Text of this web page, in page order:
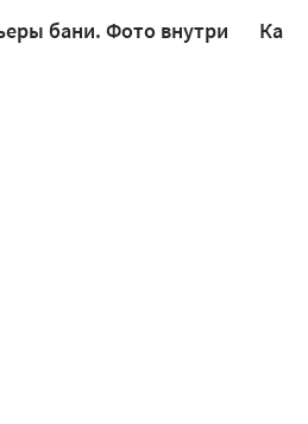
бани. Фото внутри